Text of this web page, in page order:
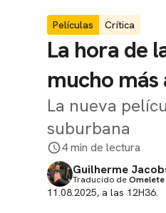
Películas Crítica
La hora de
mucho más
La nueva
suburbana
4 min de lectura
Guilherme
Traducido deOmelete
11.08.2025, a las 12H36.